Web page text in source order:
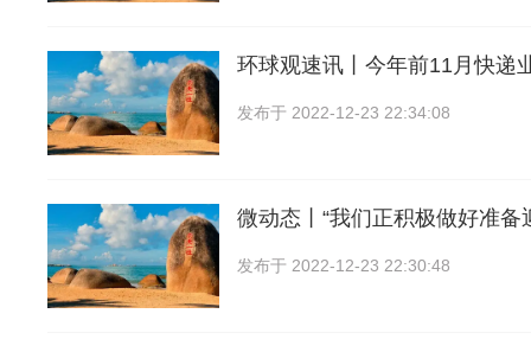
环球观速讯丨今年前11月快递
发布于 2022-12-23 22:34:08
微动态丨“我们正积极做好准备
发布于 2022-12-23 22:30:48